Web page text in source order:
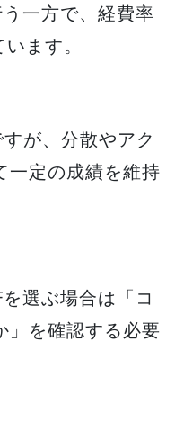
一方で、経費率
ます。
が、分散やアク
一定の成績を維持
選ぶ場合は「コ
」を確認する必要